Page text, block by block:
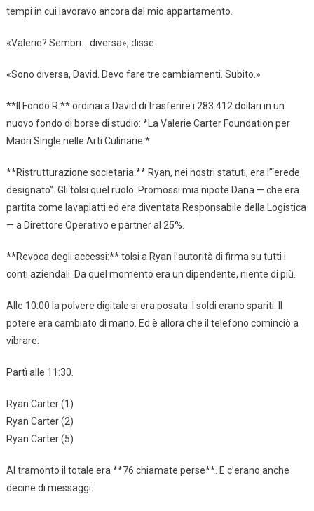
tempi in cui lavoravo ancora dal mio appartamento.
«Valerie? Sembri… diversa», disse.
«Sono diversa, David. Devo fare tre cambiamenti. Subito.»
**Il Fondo R:** ordinai a David di trasferire i 283.412 dollari in un
nuovo fondo di borse di studio: *La Valerie Carter Foundation per
Madri Single nelle Arti Culinarie.*
**Ristrutturazione societaria:** Ryan, nei nostri statuti, era l’“erede
designato”. Gli tolsi quel ruolo. Promossi mia nipote Dana — che era
partita come lavapiatti ed era diventata Responsabile della Logistica
— a Direttore Operativo e partner al 25%.
**Revoca degli accessi:** tolsi a Ryan l’autorità di firma su tutti i
conti aziendali. Da quel momento era un dipendente, niente di più.
Alle 10:00 la polvere digitale si era posata. I soldi erano spariti. Il
potere era cambiato di mano. Ed è allora che il telefono cominciò a
vibrare.
Partì alle 11:30.
Ryan Carter (1)
Ryan Carter (2)
Ryan Carter (5)
Al tramonto il totale era **76 chiamate perse**. E c’erano anche
decine di messaggi.